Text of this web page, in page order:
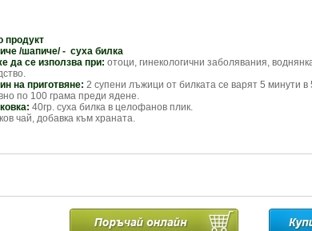
продукт
/шапиче/ - суха билка
да се използва при: отоци, гинекологични заболявания,
на приготвяне: 2 супени лъжици от билката се варят 5 минути
по 100 грама преди ядене.
40гр. суха билка в целофанов плик.
чай, добавка към храната.